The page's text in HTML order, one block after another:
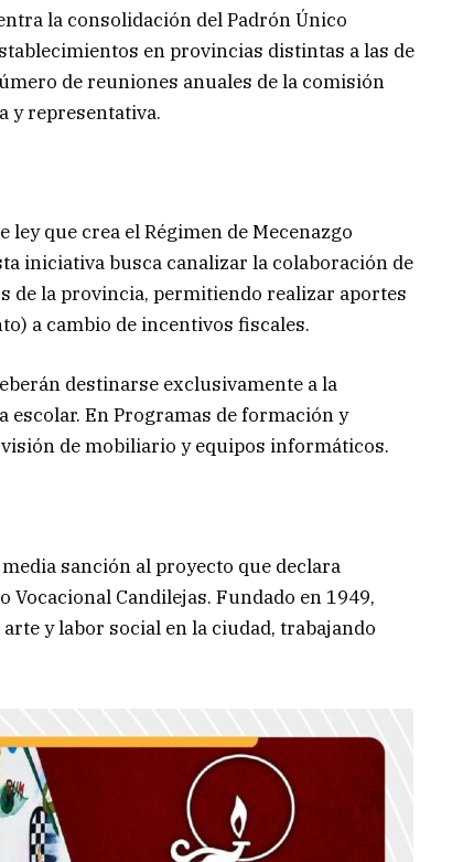
la consolidación del Padrón Único
en provincias distintas a las de
de reuniones anuales de la comisión
y representativa.
que crea el Régimen de Mecenazgo
iniciativa busca canalizar la colaboración de
de la provincia, permitiendo realizar aportes
a cambio de incentivos fiscales.
destinarse exclusivamente a la
En Programas de formación y
de mobiliario y equipos informáticos.
sanción al proyecto que declara
Candilejas. Fundado en 1949,
y labor social en la ciudad, trabajando